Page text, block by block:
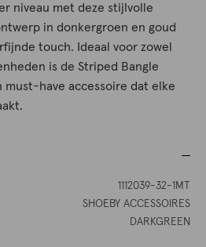
niveau met deze stijlvolle
in donkergroen en goud
touch. Ideaal voor zowel
is de Striped Bangle
must-have accessoire dat elke
1112039-32-1MT
SHOEBY ACCESSOIRES
DARKGREEN